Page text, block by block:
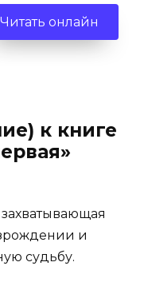
Читать онлайн
к книге
и
судьбу.